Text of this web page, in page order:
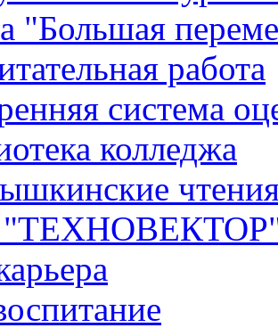
"Большая
работа
система
колледжа